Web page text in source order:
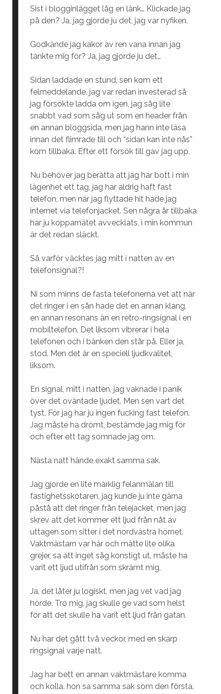
Sist i blogginlägget låg en länk… Klickade jag
på den? Ja, jag gjorde ju det, jag var nyfiken.
Godkände jag kakor av ren vana innan jag
tänkte mig för? Ja, jag gjorde ju det…
Sidan laddade en stund, sen kom ett
felmeddelande, jag var redan investerad så
jag försökte ladda om igen, jag såg lite
snabbt vad som såg ut som en header från
en annan bloggsida, men jag hann inte läsa
innan det flimrade till och “sidan kan inte nås”
kom tillbaka. Efter ett försök till gav jag upp.
Nu behöver jag berätta att jag har bott i min
lägenhet ett tag, jag har aldrig haft fast
telefon, men när jag flyttade hit hade jag
internet via telefonjacket. Sen några år tillbaka
har ju kopparnätet avvecklats, i min kommun
är det redan släckt.
Så varför väcktes jag mitt i natten av en
telefonsignal?!
Ni som minns de fasta telefonerna vet att när
det ringer i en sån hade det en annan klang,
en annan resonans än en retro-ringsignal i en
mobiltelefon. Det liksom vibrerar i hela
telefonen och i bänken den står på. Eller ja,
stod. Men det är en speciell ljudkvalitet,
liksom.
En signal, mitt i natten, jag vaknade i panik
över det oväntade ljudet. Men sen vart det
tyst. För jag har ju ingen fucking fast telefon.
Jag måste ha drömt, bestämde jag mig för
och efter ett tag somnade jag om.
Nästa natt hände exakt samma sak.
Jag gjorde en lite märklig felanmälan till
fastighetsskötaren, jag kunde ju inte gärna
påstå att det ringer från telejacket, men jag
skrev att det kommer ett ljud från nåt av
uttagen som sitter i det nordvästra hörnet.
Vaktmästarn var här och mätte lite olika
grejer, sa att inget såg konstigt ut, måste ha
varit ett ljud utifrån som skrämt mig.
Ja, det låter ju logiskt, men jag vet vad jag
hörde. Tro mig, jag skulle ge vad som helst
för att det skulle ha varit ett ljud från gatan.
Nu har det gått två veckor, med en skarp
ringsignal varje natt.
Jag har bett en annan vaktmästare komma
och kolla, hon sa samma sak som den första.